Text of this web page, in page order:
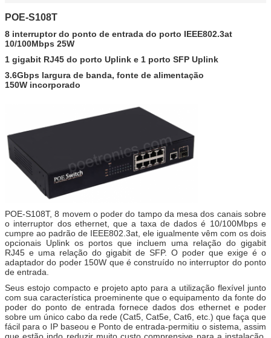
POE-S108T
8 interruptordo ponto de entrada do porto IEEE802.3at
10/100Mbps 25W
1 gigabit RJ45 do porto Uplink e 1 porto SFP Uplink
3.6Gbps largura de banda, fonte de alimentação
150W incorporado
POE-S108T, 8 movem o poder do tampo da mesa dos canais sobre
o interruptor dos ethernet, que a taxa de dados é 10/100Mbps e
cumpre ao padrão de IEEE802.3at, ele igualmente vêm com os dois
opcionais Uplink os portos que incluem uma relação do gigabit
RJ45 e uma relação do gigabit de SFP. O poder que exige é o
adaptador do poder 150W que é construído no interruptor do ponto
de entrada.
Seus estojo compacto e projeto apto para a utilização flexível junto
com sua característica proeminente que o equipamento da fonte do
poder do ponto de entrada fornece dados dos ethernet e poder
sobre um único cabo da rede (Cat5, Cat5e, Cat6, etc.) que faça que
fácil para o IP baseou e Ponto de entrada-permitiu o sistema, assim